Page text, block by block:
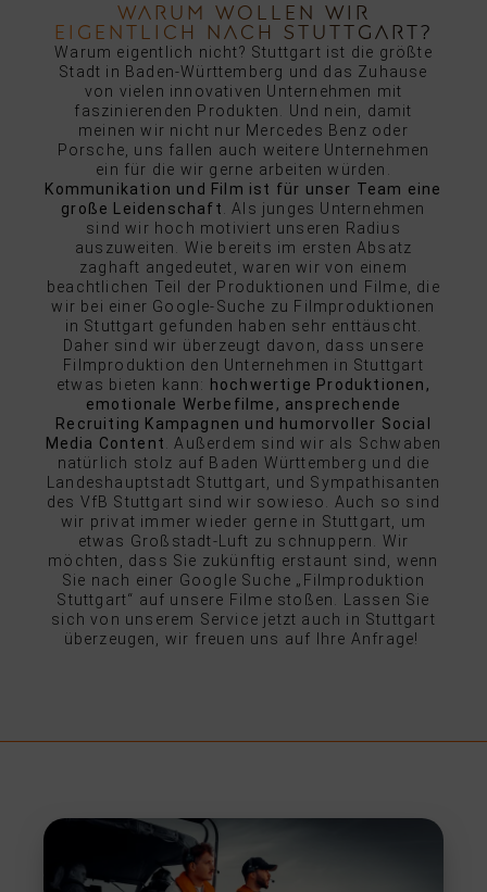
WARUM WOLLEN WIR
EIGENTLICH NACH STUTTGART?
Warum eigentlich nicht? Stuttgart ist die größte
Stadt in Baden-Württemberg und das Zuhause
von vielen innovativen Unternehmen mit
faszinierenden Produkten. Und nein, damit
meinen wir nicht nur Mercedes Benz oder
Porsche, uns fallen auch weitere Unternehmen
ein für die wir gerne arbeiten würden.
Kommunikation und Film ist für unser Team eine
große Leidenschaft
. Als junges Unternehmen
sind wir hoch motiviert unseren Radius
auszuweiten. Wie bereits im ersten Absatz
zaghaft angedeutet, waren wir von einem
beachtlichen Teil der Produktionen und Filme, die
wir bei einer Google-Suche zu Filmproduktionen
in Stuttgart gefunden haben sehr enttäuscht.
Daher sind wir überzeugt davon, dass unsere
Filmproduktion den Unternehmen in Stuttgart
etwas bieten kann: hochwertige Produktionen,
emotionale Werbefilme, ansprechende
Recruiting Kampagnen und humorvoller Social
Media Content
. Außerdem sind wir als Schwaben
natürlich stolz auf Baden Württemberg und die
Landeshauptstadt Stuttgart, und Sympathisanten
des VfB Stuttgart sind wir sowieso. Auch so sind
wir privat immer wieder gerne in Stuttgart, um
etwas Großstadt-Luft zu schnuppern. Wir
möchten, dass Sie zukünftig erstaunt sind, wenn
Sie nach einer Google Suche „Filmproduktion
Stuttgart“ auf unsere Filme stoßen. Lassen Sie
sich von unserem Service jetzt auch in Stuttgart
überzeugen, wir freuen uns auf Ihre Anfrage!